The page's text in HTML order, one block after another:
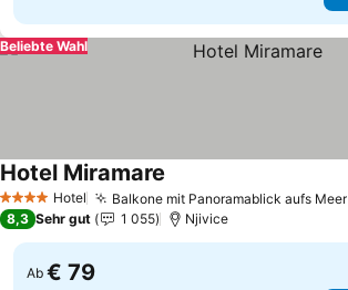
Beliebte Wahl
4 Sterne Hotel Balkone mit Panoramablick aufs Meer
Hotel Miramare
8,3 Sehr gut 1 055 Njivice
Ab € 79